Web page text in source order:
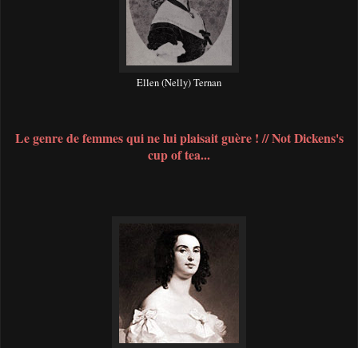
Ellen (Nelly) Ternan
Le genre de femmes qui ne lui plaisait guère ! // Not Dickens's
cup of tea...